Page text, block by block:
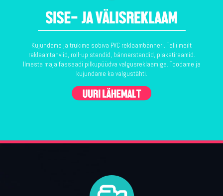
Kujundame ja trükime sobiva PVC reklaambänneri. Telli meilt
reklaamtahvlid, roll-up stendid, bännerstendid, plakatiraamid.
Ilmesta maja fassaadi pilkupüüdva valgusreklaamiga. Toodame ja
kujundame ka valgustähti.